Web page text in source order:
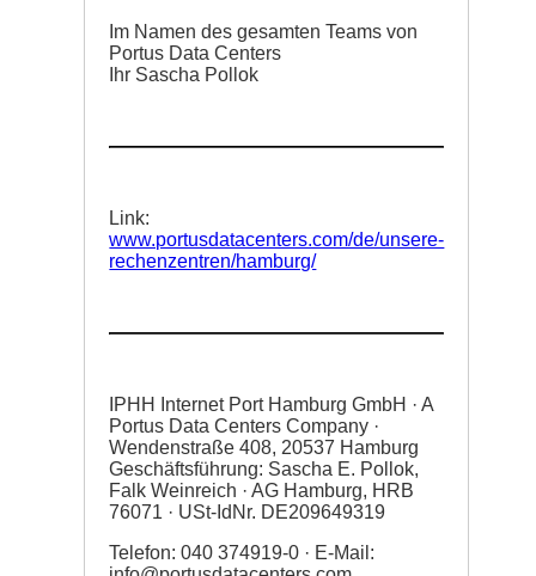
Im Namen des gesamten Teams von
Portus Data Centers
Ihr Sascha Pollok
Link:
www.portusdatacenters.com/de/unsere-
rechenzentren/hamburg/
IPHH Internet Port Hamburg GmbH · A
Portus Data Centers Company ·
Wendenstraße 408, 20537 Hamburg
Geschäftsführung: Sascha E. Pollok,
Falk Weinreich · AG Hamburg, HRB
76071 · USt-IdNr. DE209649319
Telefon: 040 374919-0 · E-Mail: